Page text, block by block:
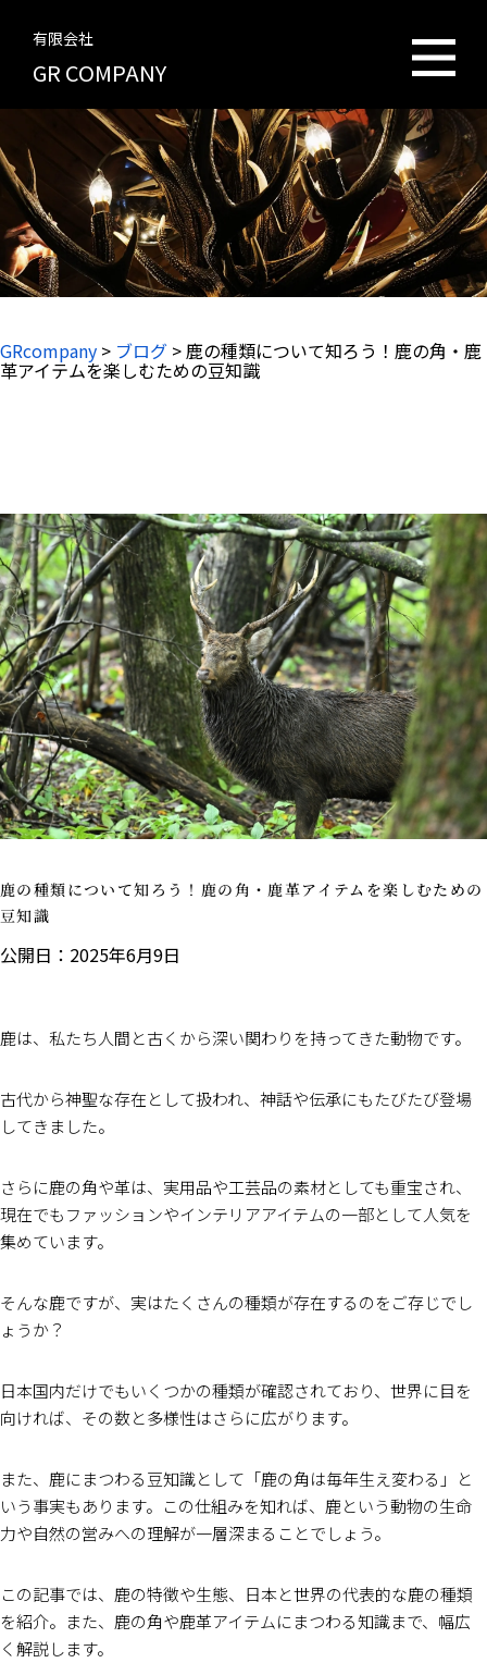
有限会社
GR COMPANY
GRcompany > ブログ >鹿の種類について知ろう！鹿の角・鹿
革アイテムを楽しむための豆知識
鹿の種類について知ろう！鹿の角・鹿革アイテムを楽しむための
豆知識
公開日：2025年6月9日
鹿は、私たち人間と古くから深い関わりを持ってきた動物です。
古代から神聖な存在として扱われ、神話や伝承にもたびたび登場
してきました。
さらに鹿の角や革は、実用品や工芸品の素材としても重宝され、
現在でもファッションやインテリアアイテムの一部として人気を
集めています。
そんな鹿ですが、実はたくさんの種類が存在するのをご存じでし
ょうか？
日本国内だけでもいくつかの種類が確認されており、世界に目を
向ければ、その数と多様性はさらに広がります。
また、鹿にまつわる豆知識として「鹿の角は毎年生え変わる」と
いう事実もあります。この仕組みを知れば、鹿という動物の生命
力や自然の営みへの理解が一層深まることでしょう。
この記事では、鹿の特徴や生態、日本と世界の代表的な鹿の種類
を紹介。また、鹿の角や鹿革アイテムにまつわる知識まで、幅広
く解説します。